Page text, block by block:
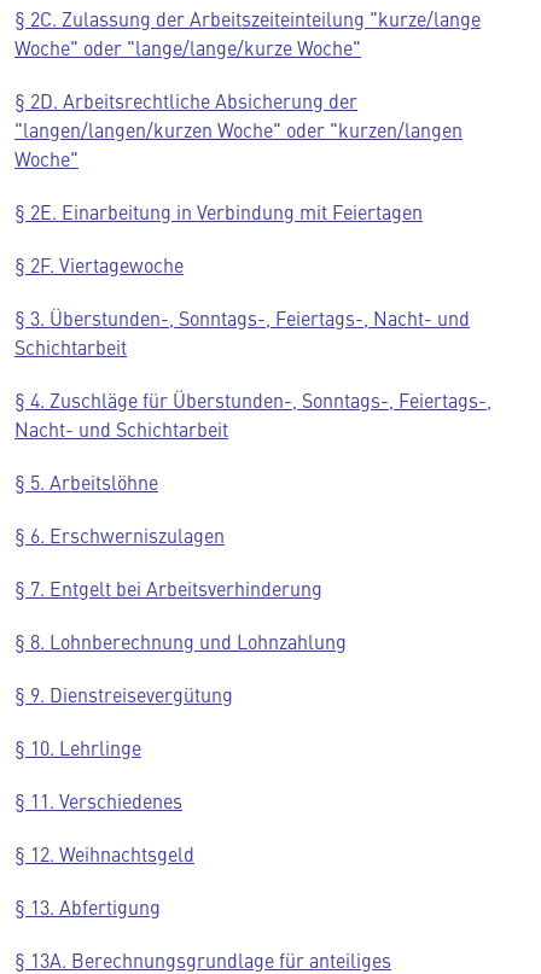
§ 2C. Zulassung der Arbeitszeiteinteilung "kurze/lange
Woche" oder "lange/lange/kurze Woche"
§ 2D. Arbeitsrechtliche Absicherung der
"langen/langen/kurzen Woche" oder "kurzen/langen
Woche"
§ 2E. Einarbeitung in Verbindung mit Feiertagen
§ 2F. Viertagewoche
§ 3. Überstunden-, Sonntags-, Feiertags-, Nacht- und
Schichtarbeit
§ 4. Zuschläge für Überstunden-, Sonntags-, Feiertags-,
Nacht- und Schichtarbeit
§ 5. Arbeitslöhne
§ 6. Erschwerniszulagen
§ 7. Entgelt bei Arbeitsverhinderung
§ 8. Lohnberechnung und Lohnzahlung
§ 9. Dienstreisevergütung
§ 10. Lehrlinge
§ 11. Verschiedenes
§ 12. Weihnachtsgeld
§ 13. Abfertigung
§ 13A. Berechnungsgrundlage für anteiliges